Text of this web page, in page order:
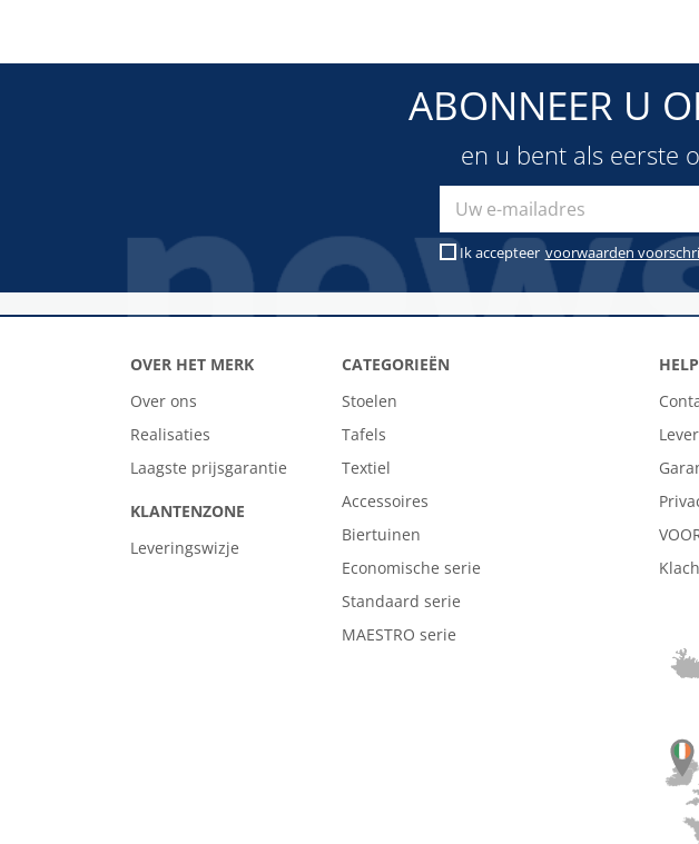
ABONNEER U
en u bent als eerste
Ik accepteer voorwaarden
OVER HET MERK
Over ons
Realisaties
Laagste prijsgarantie
KLANTENZONE
Leveringswizje
CATEGORIEËN
Stoelen
Tafels
Textiel
Accessoires
Biertuinen
Economische serie
Standaard serie
MAESTRO serie
HELP